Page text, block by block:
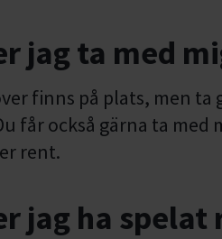
jag ta med
finns på plats, men
får också gärna ta
rent.
jag ha spelat